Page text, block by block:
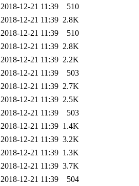
2018-12-21 11:39
510
2018-12-21 11:39 2.8K
2018-12-21 11:39
510
2018-12-21 11:39 2.8K
2018-12-21 11:39 2.2K
2018-12-21 11:39
503
2018-12-21 11:39 2.7K
2018-12-21 11:39 2.5K
2018-12-21 11:39
503
2018-12-21 11:39 1.4K
2018-12-21 11:39 3.2K
2018-12-21 11:39 1.3K
2018-12-21 11:39 3.7K
2018-12-21 11:39
504